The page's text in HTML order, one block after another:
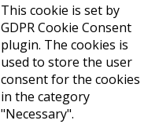
This cookie is set by
GDPR Cookie Consent
plugin. The cookies is
used to store the user
consent for the cookies
in the category
"Necessary".